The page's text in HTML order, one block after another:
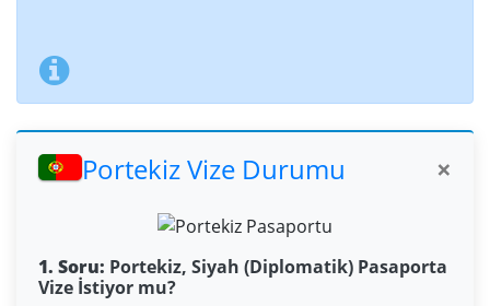
Portekiz Vize Durumu ×
1. Soru: Portekiz, Siyah (Diplomatik) Pasaporta
Vize İstiyor mu?